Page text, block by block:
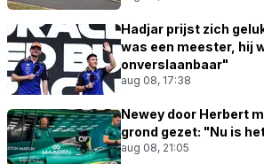
Hadjar prijst zich
was een meester, hij
onverslaanbaar"
aug 08, 17:38
Newey door Herbert
grond gezet: "Nu is
aug 08, 21:05